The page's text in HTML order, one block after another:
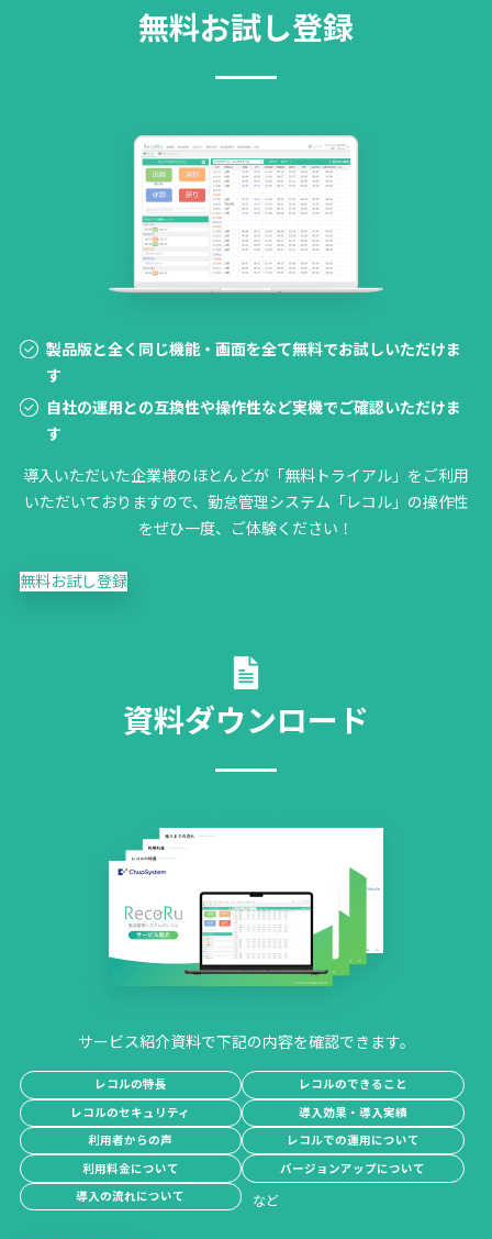
無料お試し登録
製品版と全く同じ機能・画面を全て無料でお試しいただけま
す
自社の運用との互換性や操作性など実機でご確認いただけま
す
導入いただいた企業様のほとんどが「無料トライアル」をご利用
いただいておりますので、勤怠管理システム「レコル」の操作性
をぜひ一度、ご体験ください！
無料お試し登録
資料ダウンロード
サービス紹介資料で下記の内容を確認できます。
レコルの特長
レコルのできること
レコルのセキュリティ
導入効果・導入実績
利用者からの声
レコルでの運用について
利用料金について
バージョンアップについて
導入の流れについて